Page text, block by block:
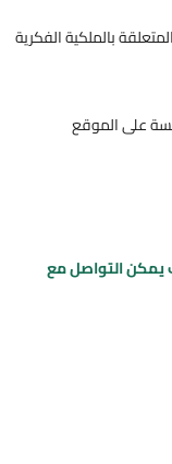
بالملكية الفكرية
على الموقع
التواصل مع